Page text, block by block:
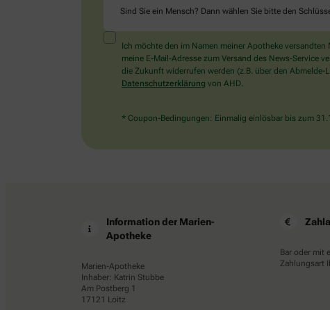
Sind Sie ein Mensch? Dann wählen Sie bitte den
Ich möchte den im Namen meiner Apotheke
meine E-Mail-Adresse zum Versand des News-Service
die Zukunft widerrufen werden (z.B. über den
Datenschutzerklärung von AHD.
* Coupon-Bedingungen: Einmalig einlösbar bis zum
Information der Marien-
Apotheke
Marien-Apotheke
Inhaber: Katrin Stubbe
Am Postberg 1
17121 Loitz
Bar oder mit
Zahlungsart